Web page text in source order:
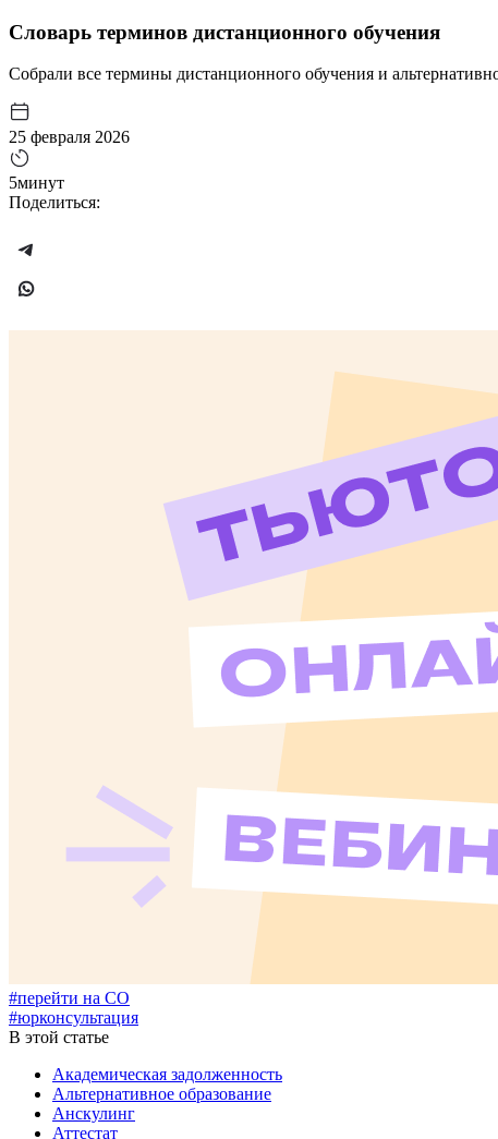
Словарь терминов дистанционного обучения
Собрали все термины дистанционного обучения и
25 февраля 2026
5минут
Поделиться:
#перейти на СО
#юрконсультация
В этой статье
Академическая задолженность
Альтернативное образование
Анскулинг
Аттестат